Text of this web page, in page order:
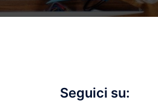
Seguici su: